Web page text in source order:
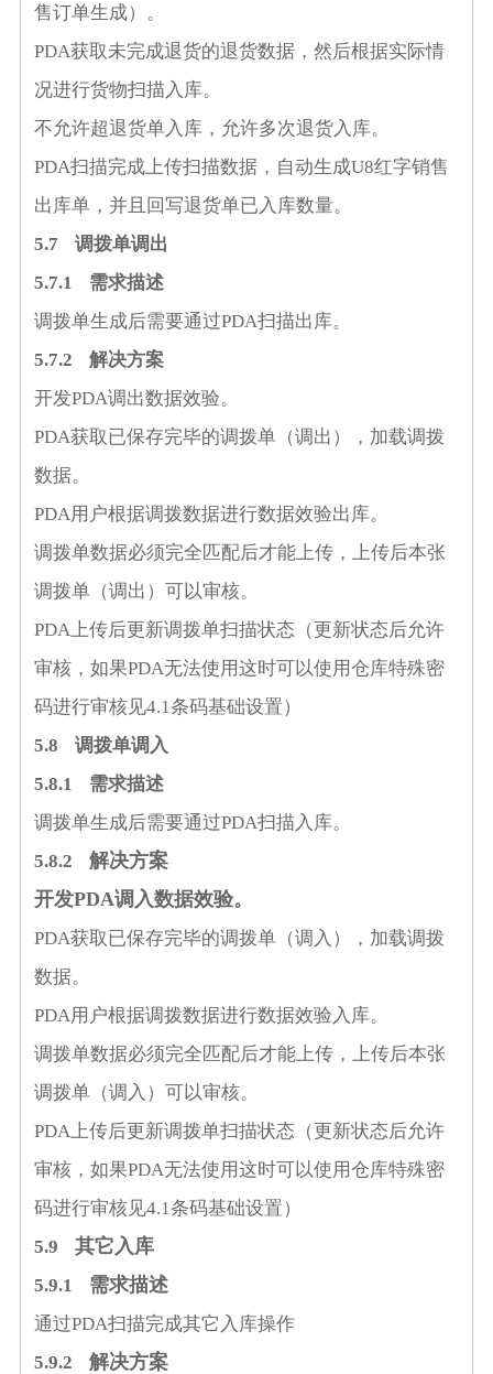
售订单生成）。
PDA获取未完成退货的退货数据，然后根据实际情
况进行货物扫描入库。
不允许超退货单入库，允许多次退货入库。
PDA扫描完成上传扫描数据，自动生成U8红字销售
出库单，并且回写退货单已入库数量。
5.7
调拨单调出
5.7.1
需求描述
调拨单生成后需要通过PDA扫描出库。
5.7.2 解决方案
开发PDA调出数据效验。
PDA获取已保存完毕的调拨单（调出），加载调拨
数据。
PDA用户根据调拨数据进行数据效验出库。
调拨单数据必须完全匹配后才能上传，上传后本张
调拨单（调出）可以审核。
PDA上传后更新调拨单扫描状态（更新状态后允许
审核，如果PDA无法使用这时可以使用仓库特殊密
码进行审核见4.1条码基础设置 ）
5.8
调拨单调入
5.8.1
需求描述
调拨单生成后需要通过PDA扫描入库。
5.8.2
解决方案
开发PDA调入数据效验。
PDA获取已保存完毕的调拨单（调入），加载调拨
数据。
PDA用户根据调拨数据进行数据效验入库。
调拨单数据必须完全匹配后才能上传，上传后本张
调拨单（调入）可以审核。
PDA上传后更新调拨单扫描状态（更新状态后允许
审核，如果PDA无法使用这时可以使用仓库特殊密
码进行审核见4.1条码基础设置 ）
5.9 其它入库
5.9.1 需求描述
通过PDA扫描完成其它入库操作
5.9.2
解决方案